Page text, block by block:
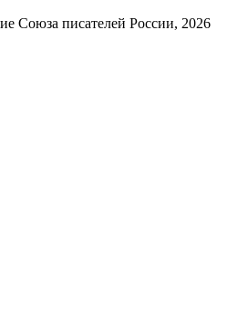
Союза писателей России, 2026